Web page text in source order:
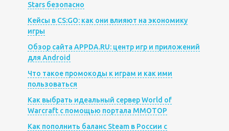
Stars безопасно
Кейсы в CS:GO: как они влияют на экономику
игры
Обзор сайта APPDA.RU: центр игр и приложений
для Android
Что такое промокоды к играм и как ими
пользоваться
Как выбрать идеальный сервер World of
Warcraft с помощью портала MMOTOP
Как пополнить баланс Steam в России с